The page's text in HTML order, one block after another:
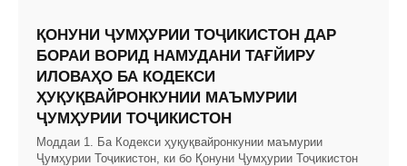
ҚОНУНИ ҶУМҲУРИИ ТОҶИКИСТОН ДАР
БОРАИ ВОРИД НАМУДАНИ ТАҒЙИРУ
ИЛОВАҲО БА КОДЕКСИ
ҲУҚУҚВАЙРОНКУНИИ МАЪМУРИИ
ҶУМҲУРИИ ТОҶИКИСТОН
Моддаи 1. Ба Кодекси ҳуқуқвайронкунии маъмурии
Ҷумҳурии Тоҷикистон, ки бо Қонуни Ҷумҳурии Тоҷикис­тон